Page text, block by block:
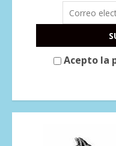
Acepto la